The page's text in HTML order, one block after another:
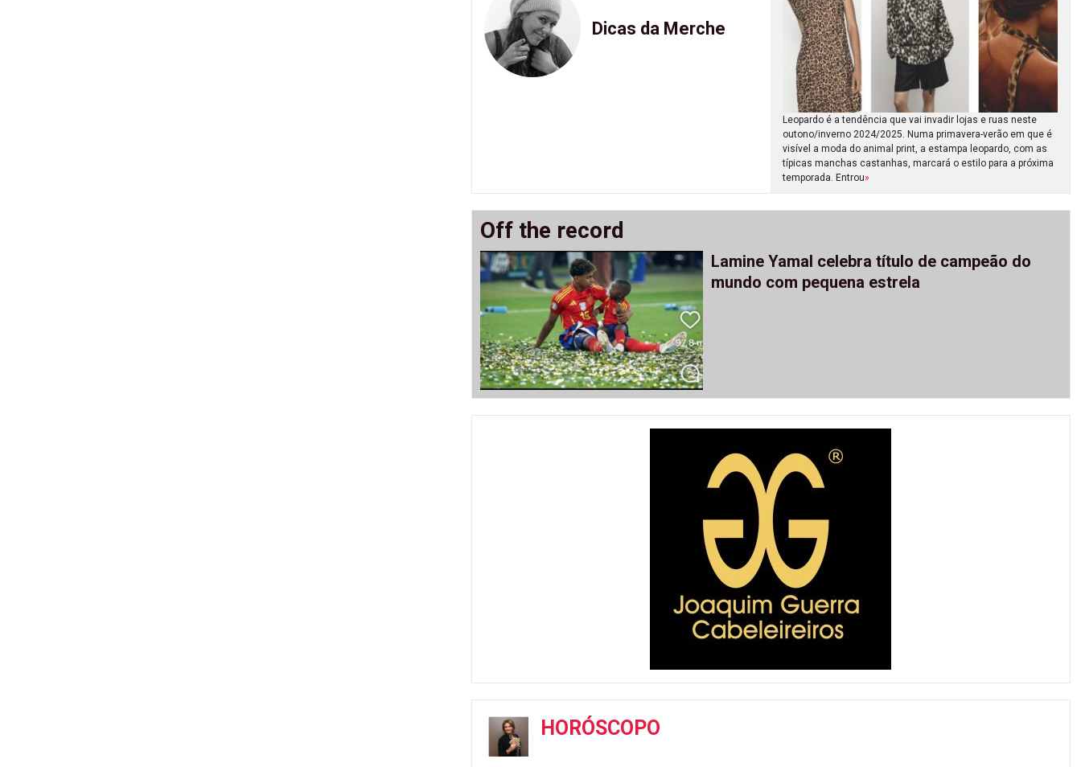
Dicas da Merche
Leopardo é a tendência que vai invadir lojas e ruas neste
outono/inverno 2024/2025. Numa primavera-verão em que é
visível a moda do animal print, a estampa leopardo, com as
típicas manchas castanhas, marcará o estilo para a próxima
temporada. Entrou»
Off the record
Lamine Yamal celebra título de campeão do
mundo com pequena estrela
HORÓSCOPO